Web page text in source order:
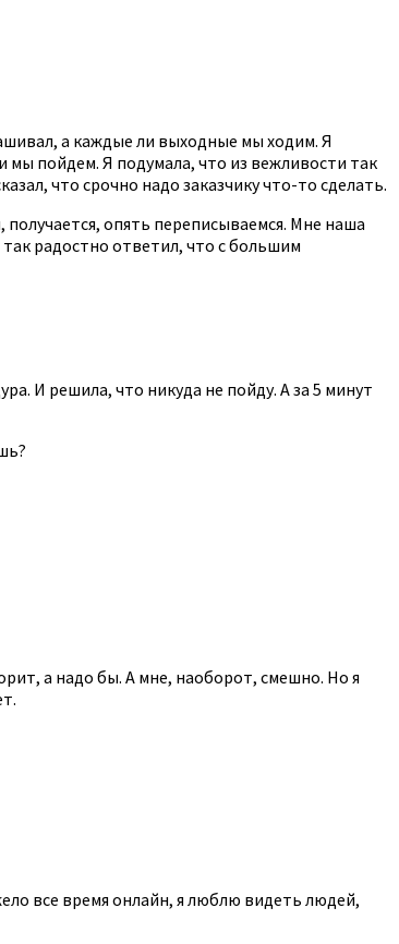
а каждые ли выходные мы ходим. Я
мы пойдем. Я подумала, что из вежливости так
что срочно надо заказчику что-то сделать.
получается, опять переписываемся. Мне наша
так радостно ответил, что с большим
И решила, что никуда не пойду. А за 5 минут
а надо бы. А мне, наоборот, смешно. Но я
все время онлайн, я люблю видеть людей,